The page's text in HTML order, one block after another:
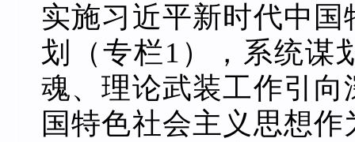
实施习近平新时代中
划（专栏1），系统谋
魂、理论武装工作引
国特色社会主义思想